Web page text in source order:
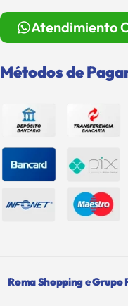
Atendimiento
Métodos de
Roma Shopping e